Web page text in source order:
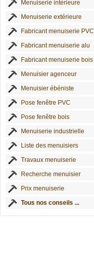
Menuiserie intérieure
Menuiserie extérieure
Fabricant menuiserie PVC
Fabricant menuiserie alu
Fabricant menuiserie bois
Menuisier agenceur
Menuisier ébéniste
Pose fenêtre PVC
Pose fenêtre bois
Menuiserie industrielle
Liste des menuisiers
Travaux menuiserie
Recherche menuisier
Prix menuiserie
Tous nos conseils ...